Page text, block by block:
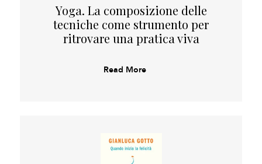
Yoga. La composizione delle
tecniche come strumento per
ritrovare una pratica viva
Read More